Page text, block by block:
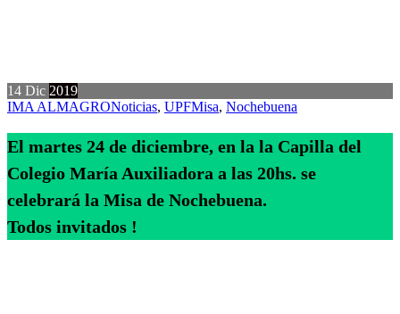
14 Dic 2019
IMA ALMAGRONoticias, UPFMisa, Nochebuena
El martes 24 de diciembre, en la la Capilla del
Colegio María Auxiliadora a las 20hs. se
celebrará la Misa de Nochebuena.
Todos invitados !